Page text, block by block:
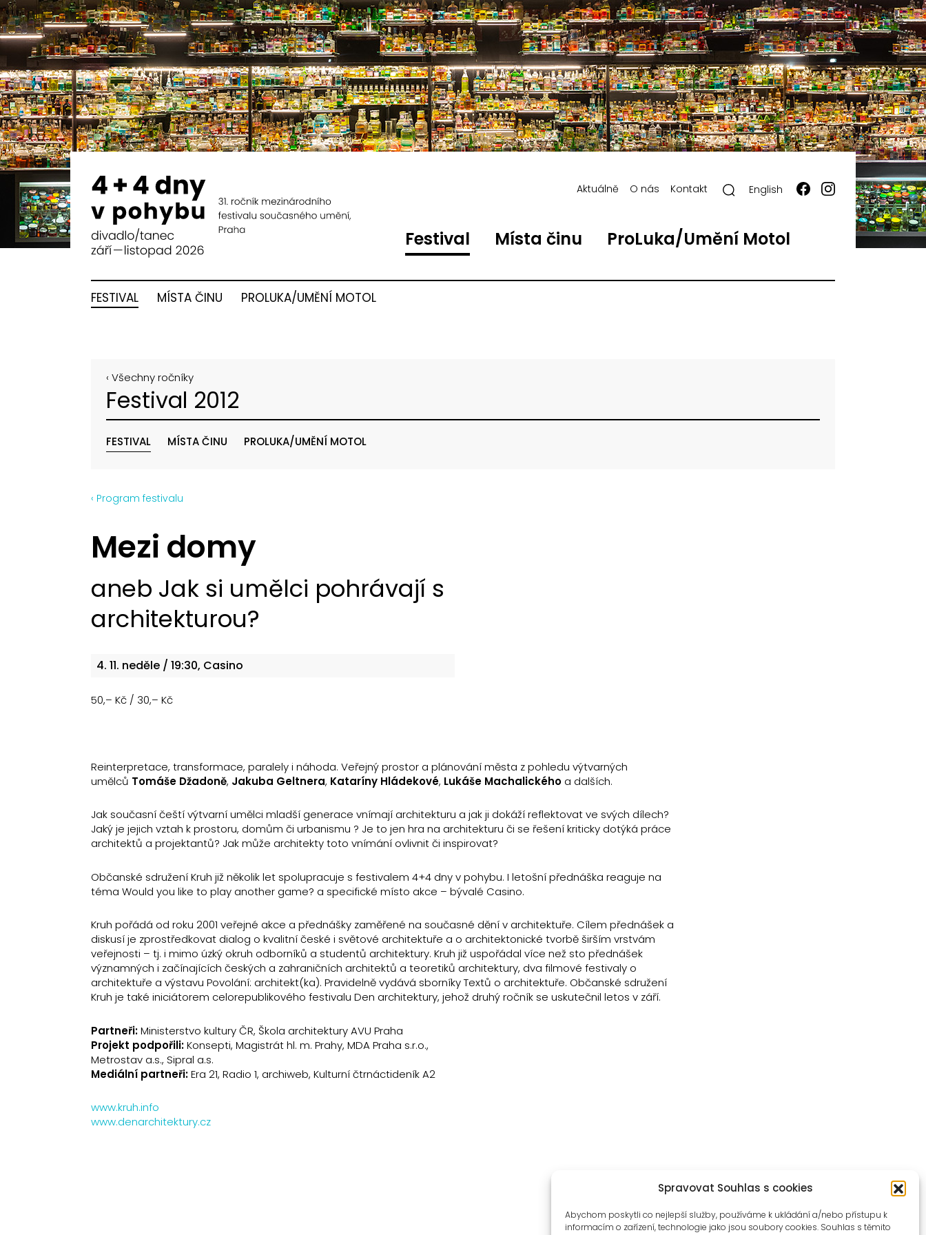
Spravovat Souhlas s cookies
Abychom poskytli co nejlepší služby, používáme k ukládání a/nebo přístupu k
informacím o zařízení, technologie jako jsou soubory cookies. Souhlas s těmito
Festival Místa činu ProLuka/Umění Motol
Aktuálně O nás Kontakt English
FESTIVAL MÍSTA ČINU PROLUKA/UMĚNÍ MOTOL
‹ Všechny ročníky
Festival 2012
FESTIVAL MÍSTA ČINU PROLUKA/UMĚNÍ MOTOL
‹ Program festivalu
Mezi domy
aneb Jak si umělci pohrávají s
architekturou?
4. 11. neděle / 19:30, Casino
50,– Kč / 30,– Kč
Reinterpretace, transformace, paralely i náhoda. Veřejný prostor a plánování města z pohledu výtvarných
umělců Tomáše Džadoně, Jakuba Geltnera, Kataríny Hládekové, Lukáše Machalického a dalších.
Jak současní čeští výtvarní umělci mladší generace vnímají architekturu a jak ji dokáží reflektovat ve svých dílech?
Jaký je jejich vztah k prostoru, domům či urbanismu ? Je to jen hra na architekturu či se řešení kriticky dotýká práce
architektů a projektantů? Jak může architekty toto vnímání ovlivnit či inspirovat?
Občanské sdružení Kruh již několik let spolupracuje s festivalem 4+4 dny v pohybu. I letošní přednáška reaguje na
téma Would you like to play another game? a specifické místo akce – bývalé Casino.
Kruh pořádá od roku 2001 veřejné akce a přednášky zaměřené na současné dění v architektuře. Cílem přednášek a
diskusí je zprostředkovat dialog o kvalitní české i světové architektuře a o architektonické tvorbě širším vrstvám
veřejnosti – tj. i mimo úzký okruh odborníků a studentů architektury. Kruh již uspořádal více než sto přednášek
významných i začínajících českých a zahraničních architektů a teoretiků architektury, dva filmové festivaly o
architektuře a výstavu Povolání: architekt(ka). Pravidelně vydává sborníky Textů o architektuře. Občanské sdružení
Kruh je také iniciátorem celorepublikového festivalu Den architektury, jehož druhý ročník se uskutečnil letos v září.
Partneři:Ministerstvo kultury ČR, Škola architektury AVU Praha
Projekt podpořili:Konsepti, Magistrát hl. m. Prahy, MDA Praha s.r.o.,
Metrostav a.s., Sipral a.s.
Mediální partneři:Era 21, Radio 1, archiweb, Kulturní čtrnáctideník A2
www.kruh.info
www.denarchitektury.cz